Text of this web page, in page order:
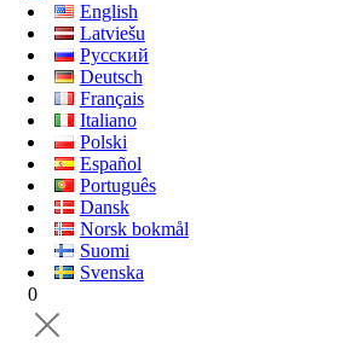
English
Latviešu
Русский
Deutsch
Français
Italiano
Polski
Español
Português
Dansk
Norsk bokmål
Suomi
Svenska
0